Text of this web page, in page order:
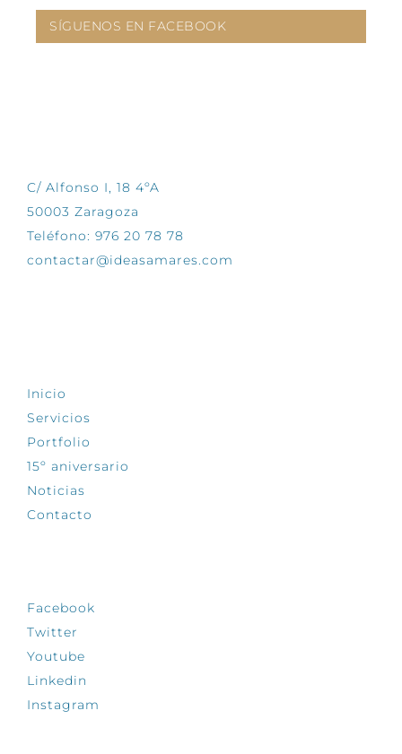
SÍGUENOS EN FACEBOOK
C/ Alfonso I, 18 4ºA
50003 Zaragoza
Teléfono: 976 20 78 78
contactar@ideasamares.com
Inicio
Servicios
Portfolio
15º aniversario
Noticias
Contacto
Facebook
Twitter
Youtube
Linkedin
Instagram